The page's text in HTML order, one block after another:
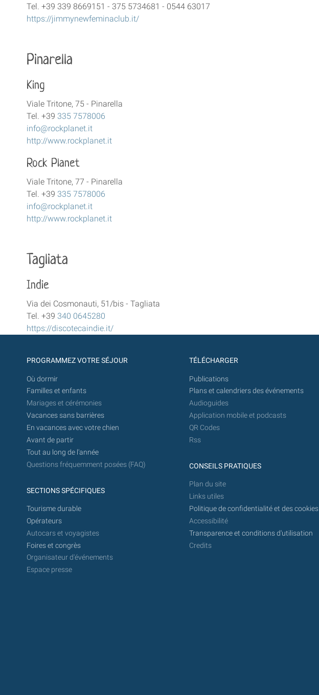
Tel. +39 339 8669151 - 375 5734681 - 0544 63017
https://jimmynewfeminaclub.it/
Pinarella
King
Viale Tritone, 75 - Pinarella
Tel. +39 335 7578006
info@rockplanet.it
http://www.rockplanet.it
Rock Planet
Viale Tritone, 77 - Pinarella
Tel. +39 335 7578006
info@rockplanet.it
http://www.rockplanet.it
Tagliata
Indie
Via dei Cosmonauti, 51/bis - Tagliata
Tel. +39 340 0645280
https://discotecaindie.it/
PROGRAMMEZ VOTRE SÉJOUR
Où dormir
Familles et enfants
Mariages et cérémonies
Vacances sans barrières
En vacances avec votre chien
Avant de partir
Tout au long de l'année
Questions fréquemment posées (FAQ)
SECTIONS SPÉCIFIQUES
Tourisme durable
Opérateurs
Autocars et voyagistes
Foires et congrès
Organisateur d'événements
Espace presse
TÉLÉCHARGER
Publications
Plans et calendriers des événements
Audioguides
Application mobile et podcasts
QR Codes
Rss
CONSEILS PRATIQUES
Plan du site
Links utiles
Politique de confidentialité et des cookies
Accessibilité
Transparence et conditions d'utilisation
Credits